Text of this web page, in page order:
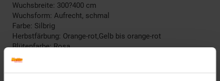
Wuchsbreite: 300?400 cm
Wuchsform: Aufrecht, schmal
Farbe: Silbrig
Herbstfärbung: Orange-rot,Gelb bis orange-rot
Blütenfarbe: Rosa
Fruchtfarbe: Purpurrot